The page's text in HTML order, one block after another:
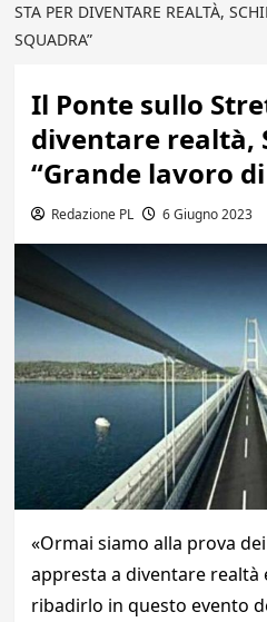
STA PER DIVENTARE REALTÀ,
SQUADRA”
Il Ponte sullo
diventare realtà,
“Grande lavoro
Redazione PL 6 Giugno 2023
«Ormai siamo alla prova
appresta a diventare
ribadirlo in questo evento